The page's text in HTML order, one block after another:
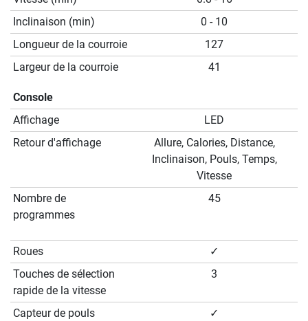
Inclinaison (min)
0 - 10
Longueur de la courroie
127
Largeur de la courroie
41
Console
Affichage
LED
Retour d'affichage
Allure, Calories, Distance,
Inclinaison, Pouls, Temps,
Vitesse
Nombre de
programmes
45
Roues
✓
Touches de sélection
rapide de la vitesse
3
Capteur de pouls
✓